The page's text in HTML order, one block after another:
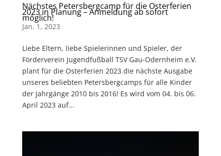
Nächstes Petersbergcamp für die Osterferien
2023 in Planung – Anmeldung ab sofort
möglich!
Jan. 1, 2023
Liebe Eltern, liebe Spielerinnen und Spieler, der
Förderverein Jugendfußball TSV Gau-Odernheim e.V.
plant für die Osterferien 2023 die nächste Ausgabe
unseres beliebten Petersbergcamps für alle Kinder
der Jahrgänge 2010 bis 2016! Es wird vom 04. bis 06.
April 2023 auf...